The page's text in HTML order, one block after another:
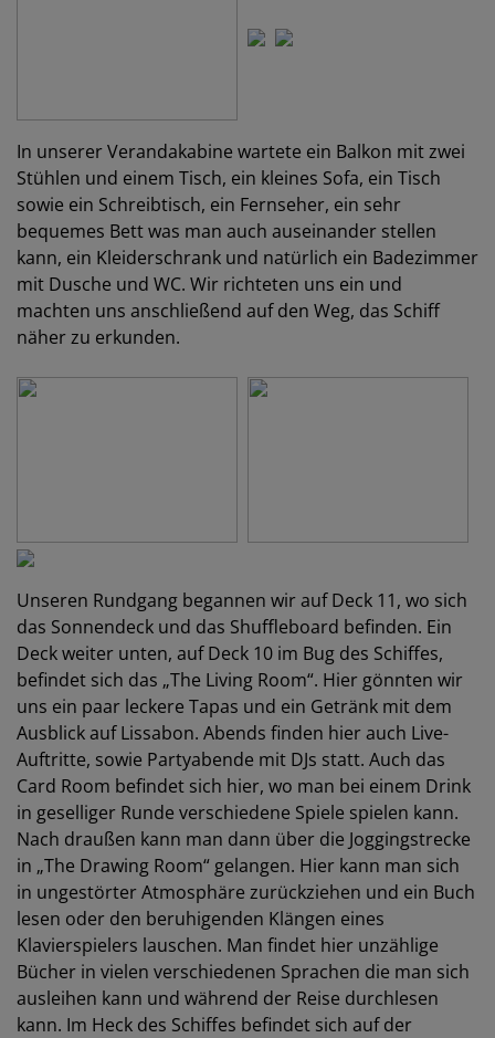
In unserer Verandakabine wartete ein Balkon mit zwei
Stühlen und einem Tisch, ein kleines Sofa, ein Tisch
sowie ein Schreibtisch, ein Fernseher, ein sehr
bequemes Bett was man auch auseinander stellen
kann, ein Kleiderschrank und natürlich ein Badezimmer
mit Dusche und WC. Wir richteten uns ein und
machten uns anschließend auf den Weg, das Schiff
näher zu erkunden.
Unseren Rundgang begannen wir auf Deck 11, wo sich
das Sonnendeck und das Shuffleboard befinden. Ein
Deck weiter unten, auf Deck 10 im Bug des Schiffes,
befindet sich das „The Living Room“. Hier gönnten wir
uns ein paar leckere Tapas und ein Getränk mit dem
Ausblick auf Lissabon. Abends finden hier auch Live-
Auftritte, sowie Partyabende mit DJs statt. Auch das
Card Room befindet sich hier, wo man bei einem Drink
in geselliger Runde verschiedene Spiele spielen kann.
Nach draußen kann man dann über die Joggingstrecke
in „The Drawing Room“ gelangen. Hier kann man sich
in ungestörter Atmosphäre zurückziehen und ein Buch
lesen oder den beruhigenden Klängen eines
Klavierspielers lauschen. Man findet hier unzählige
Bücher in vielen verschiedenen Sprachen die man sich
ausleihen kann und während der Reise durchlesen
kann. Im Heck des Schiffes befindet sich auf der